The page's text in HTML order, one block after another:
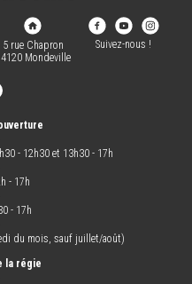
5 rue Chapron
Mondeville
Suivez-nous !
- 12h30 et 13h30 - 17h
- 17h
- 17h
du mois, sauf juillet/août)
la régie